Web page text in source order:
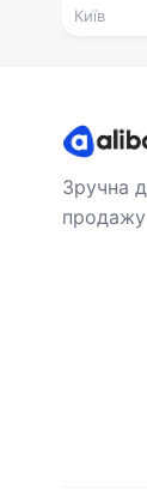
Київ
Зручна
продажу